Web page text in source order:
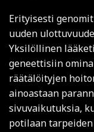
Erityisesti
uuden
Yksilöllinen
geneettisiin
räätälöityjen
ainoastaan
sivuvaikutuksia,
potilaan tarpeiden